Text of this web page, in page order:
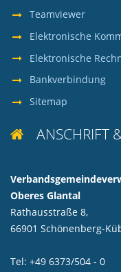
Teamviewer
Elektronische
Elektronische
Bankverbindung
Sitemap
 ANSCHRIFT
Oberes Glantal
Rathausstraße 8,
66901 Schönenberg-
Tel: +49 6373/504 - 0